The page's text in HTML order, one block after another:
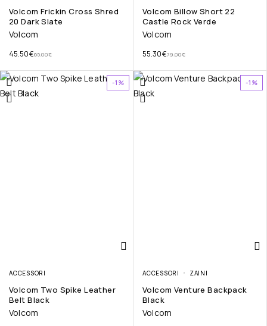
Volcom Frickin Cross Shred
20 Dark Slate
Volcom
65.00€
45.50€
Volcom Billow Short 22
Castle Rock Verde
Volcom
79.00€
55.30€
-1%
ACCESSORI
Volcom Two Spike Leather
Belt Black
Volcom
-1%
ACCESSORI ZAINI
Volcom Venture Backpack
Black
Volcom